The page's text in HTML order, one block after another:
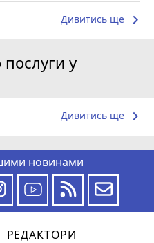
Дивитись ще keyboard_arrow_right
послуги у
Дивитись ще keyboard_arrow_right
новинами
РЕДАКТОРИ